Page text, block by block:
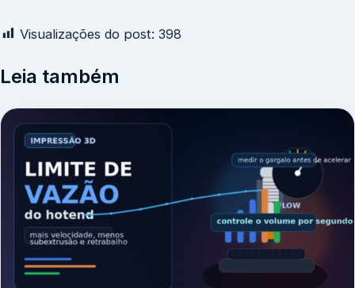
Visualizações do post: 398
Leia também